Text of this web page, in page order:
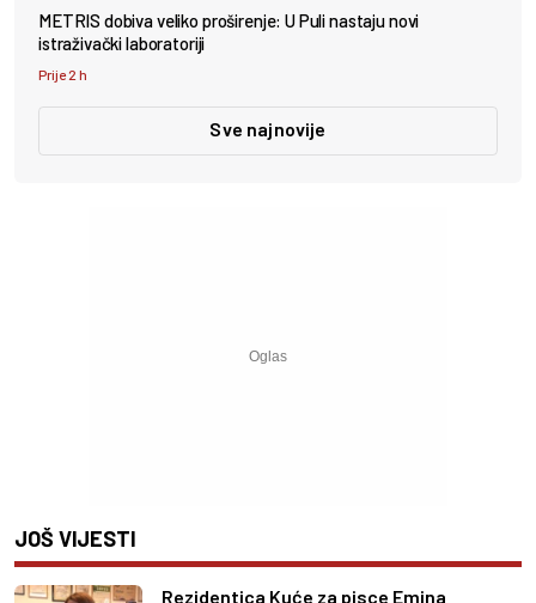
METRIS dobiva veliko proširenje: U Puli nastaju novi
istraživački laboratoriji
Prije 2 h
Sve najnovije
JOŠ VIJESTI
Rezidentica Kuće za pisce Emina